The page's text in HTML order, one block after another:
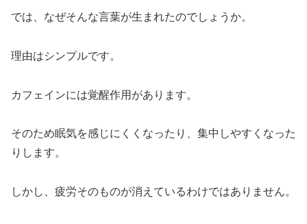
では、なぜそんな言葉が生まれたのでしょうか。
理由はシンプルです。
カフェインには覚醒作用があります。
そのため眠気を感じにくくなったり、集中しやすくなった
りします。
しかし、疲労そのものが消えているわけではありません。